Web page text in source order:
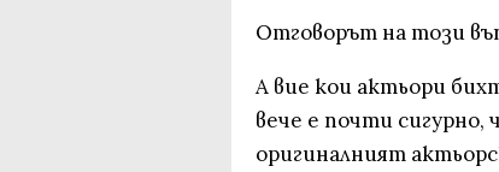
Отговорът на този
А вие кои актьори
вече е почти
оригиналният